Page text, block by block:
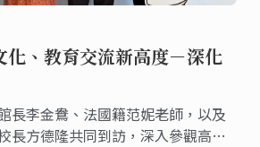
化、教育交流新高度－深化
長李金鴦、法國籍范妮老師，以及
長方德隆共同到訪，深入參觀高餐